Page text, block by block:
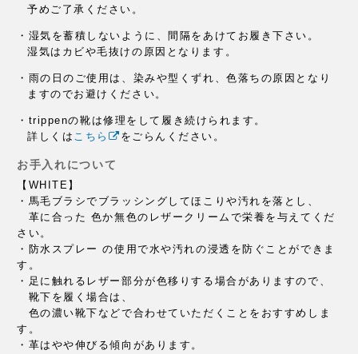
予めご了承ください。
・湿気を蓄積しないように、間隔をあけてお履き下さい。
湿気はカビや毛抜けの原因となります。
・雨の日のご使用は、染みや型くずれ、色落ちの原因となり
ますのでお避けください。
・trippenの靴は修理をして履き続けられます。
詳しくは こちら をごらんください。
お手入れについて
【WHITE】
・馬毛ブラシでブラッシングしてほこりや汚れを落とし、
革に合った 色か無色のレザークリームで栄養を与えてくだ
さい。
・防水スプレー の使用で水や汚れの浸透を防ぐことができま
す。
・足に触れるレザー部分が色移りする場合がありますので、
靴下を履く場合は、
色の濃い靴下などで合わせていただくことをおすすめしま
す。
・革はやや伸びる傾向があります。